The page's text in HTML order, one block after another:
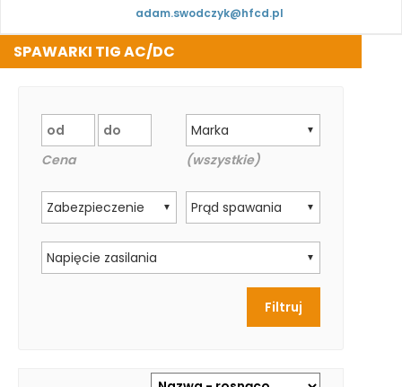
adam.swodczyk@hfcd.pl
SPAWARKI TIG AC/DC
Cena
▼
Marka
(wszystkie)
▼
Zabezpieczenie ▼
Prąd spawania
▼
Napięcie zasilania